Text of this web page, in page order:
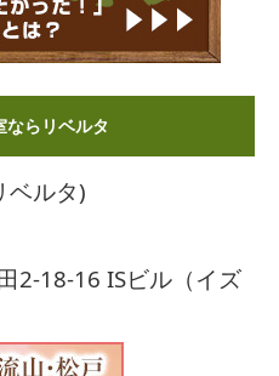
ならリベルタ
ベルタ)
2-18-16 ISビル（イズ